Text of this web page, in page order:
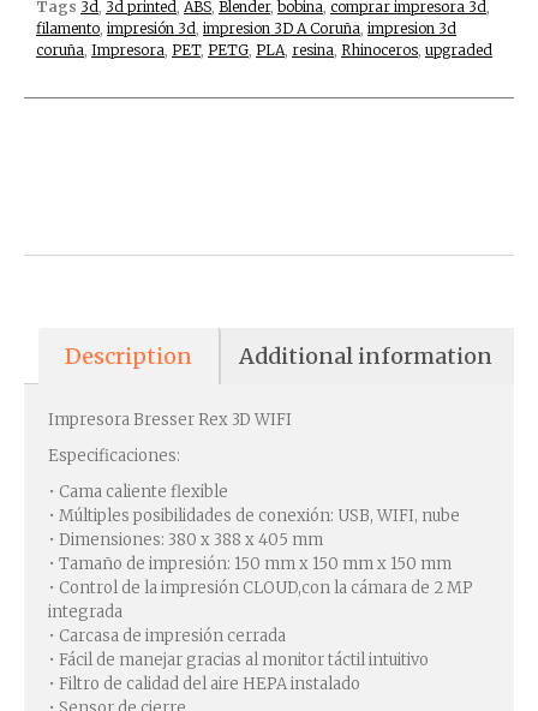
Tags 3d, 3d printed, ABS, Blender, bobina, comprar impresora 3d,
filamento, impresión 3d, impresion 3D A Coruña, impresion 3d
coruña, Impresora, PET, PETG, PLA, resina, Rhinoceros, upgraded
Description Additional information
Impresora Bresser Rex 3D WIFI
Especificaciones:
• Cama caliente flexible
• Múltiples posibilidades de conexión: USB, WIFI, nube
• Dimensiones: 380 x 388 x 405 mm
• Tamaño de impresión: 150 mm x 150 mm x 150 mm
• Control de la impresión CLOUD,con la cámara de 2 MP
integrada
• Carcasa de impresión cerrada
• Fácil de manejar gracias al monitor táctil intuitivo
• Filtro de calidad del aire HEPA instalado